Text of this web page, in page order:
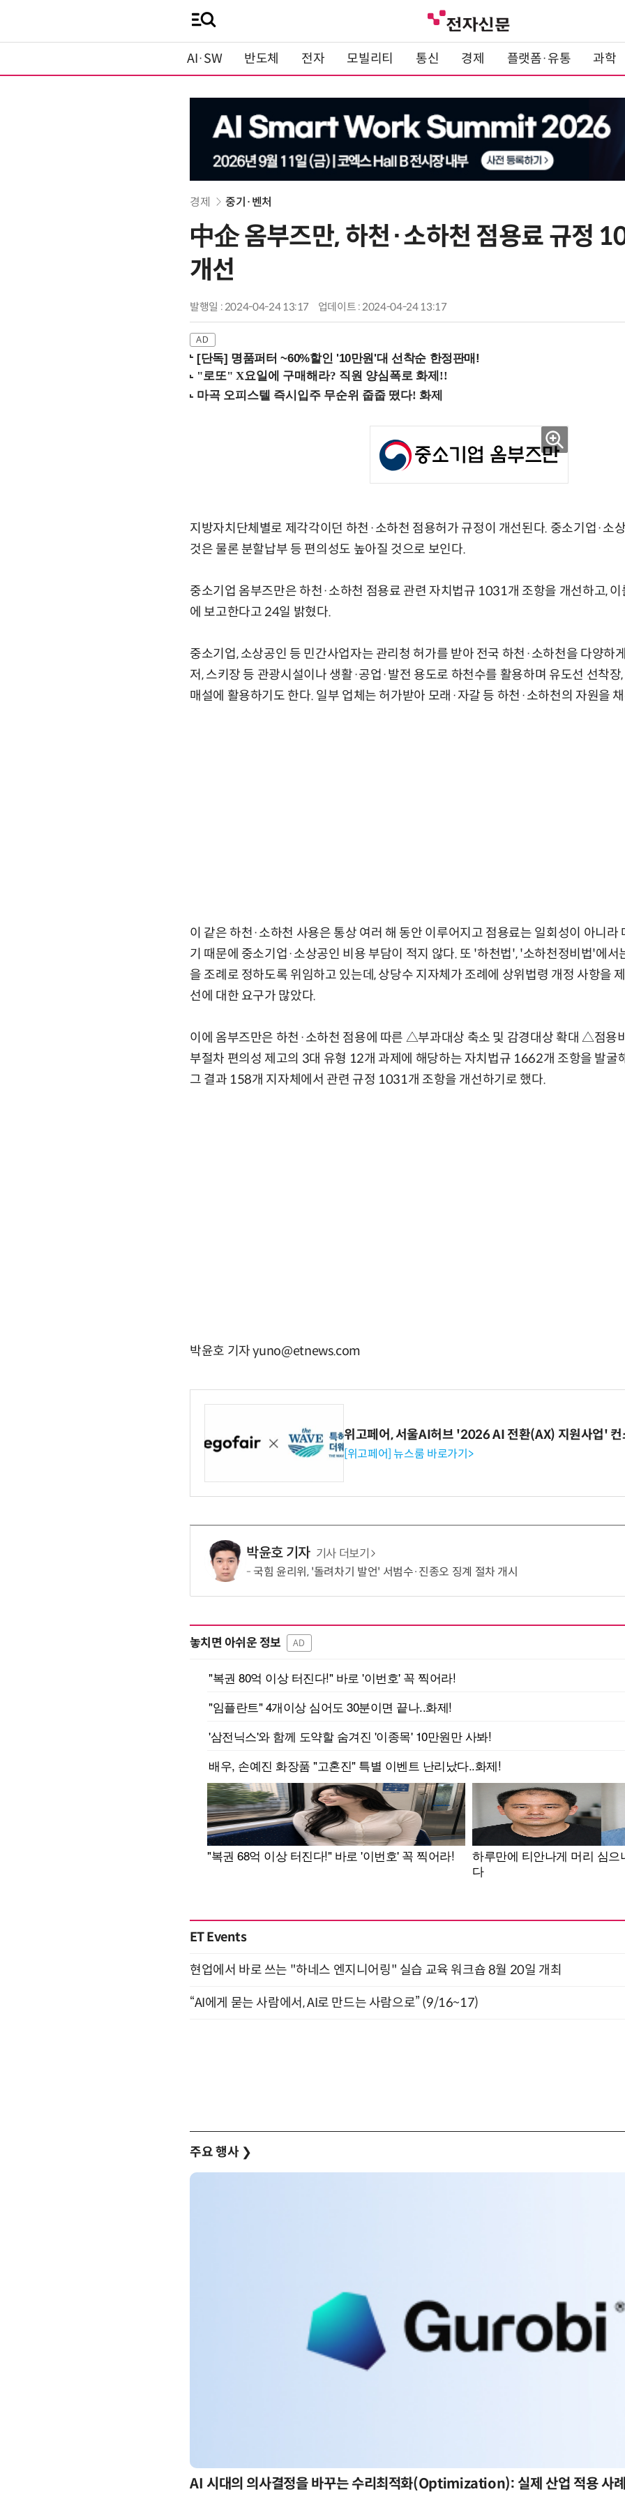
AI·SW 반도체 전자 모빌리티 통신 경제 플랫폼·유통 과학
경제 중기·벤처
中企 옴부즈만, 하천·소하천 점용료 규정
개선
발행일 : 2024-04-24 13:17 업데이트 : 2024-04-24 13:17
[단독] 명품퍼터 ~60%할인 '10만원'대 선착순 한정판매!
지방자치단체별로 제각각이던 하천·소하천 점용허가 규정이 개선된다. 중소기업·소
것은 물론 분할납부 등 편의성도 높아질 것으로 보인다.
중소기업 옴부즈만은 하천·소하천 점용료 관련 자치법규 1031개 조항을 개선하고, 이
에 보고한다고 24일 밝혔다.
중소기업, 소상공인 등 민간사업자는 관리청 허가를 받아 전국 하천·소하천을 다양하
저, 스키장 등 관광시설이나 생활·공업·발전 용도로 하천수를 활용하며 유도선 선착장
매설에 활용하기도 한다. 일부 업체는 허가받아 모래·자갈 등 하천·소하천의 자원을
이 같은 하천·소하천 사용은 통상 여러 해 동안 이루어지고 점용료는 일회성이 아니라
기 때문에 중소기업·소상공인 비용 부담이 적지 않다. 또 '하천법', '소하천정비법'에서
을 조례로 정하도록 위임하고 있는데, 상당수 지자체가 조례에 상위법령 개정 사항을
선에 대한 요구가 많았다.
이에 옴부즈만은 하천·소하천 점용에 따른 △부과대상 축소 및 감경대상 확대 △점용
부절차 편의성 제고의 3대 유형 12개 과제에 해당하는 자치법규 1662개 조항을 발굴
그 결과 158개 지자체에서 관련 규정 1031개 조항을 개선하기로 했다.
박윤호 기자 yuno@etnews.com
위고페어, 서울AI허브 '2026 AI 전환(AX) 지원사업' 컨
[위고페어] 뉴스룸 바로가기>
박윤호 기자 기사 더보기
국힘 윤리위, '돌려차기 발언' 서범수·진종오 징계 절차 개시
놓치면 아쉬운 정보 AD
ET Events
현업에서 바로 쓰는 "하네스 엔지니어링" 실습 교육 워크숍 8월 20일 개최
“AI에게 묻는 사람에서, AI로 만드는 사람으로” (9/16~17)
주요 행사 ❯
AI 시대의 의사결정을 바꾸는 수리최적화(Optimization): 실제 산업 적용 사